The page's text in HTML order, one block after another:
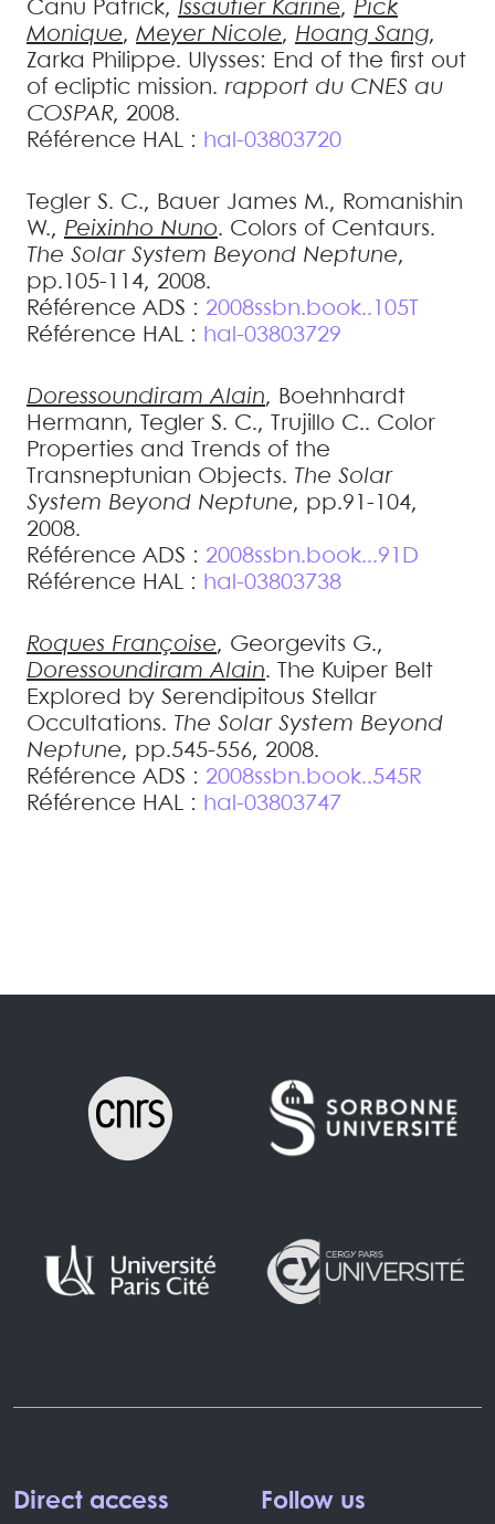
Canu Patrick, Issautier Karine, Pick
Monique, Meyer Nicole, Hoang Sang,
Zarka Philippe. Ulysses: End of the first out
of ecliptic mission. rapport du CNES au
COSPAR, 2008.
Référence HAL : hal-03803720
Tegler S. C., Bauer James M., Romanishin
W., Peixinho Nuno. Colors of Centaurs.
The Solar System Beyond Neptune,
pp.105-114, 2008.
Référence ADS : 2008ssbn.book..105T
Référence HAL : hal-03803729
Doressoundiram Alain, Boehnhardt
Hermann, Tegler S. C., Trujillo C.. Color
Properties and Trends of the
Transneptunian Objects. The Solar
System Beyond Neptune, pp.91-104,
2008.
Référence ADS : 2008ssbn.book...91D
Référence HAL : hal-03803738
Roques Françoise, Georgevits G.,
Doressoundiram Alain.
The Kuiper Belt
Explored by Serendipitous Stellar
Occultations. The Solar System Beyond
Neptune, pp.545-556, 2008.
Référence ADS : 2008ssbn.book..545R
Référence HAL : hal-03803747
Direct access Follow us